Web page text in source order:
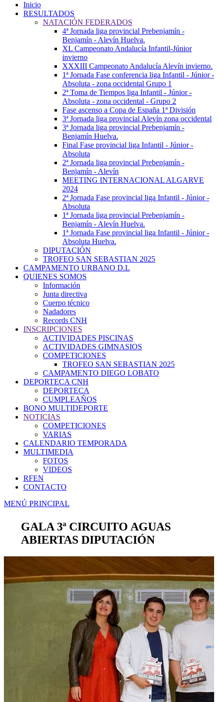
Inicio
RESULTADOS
NATACIÓN FEDERADOS
4ª Jornada liga provincial Prebenjamín -
Benjamín - Alevín Huelva.
XL Campeonato Andalucía Infantil-Júnior
invierno
XXXIII Campeonato Andalucía Alevín invierno.
1ª Jornada Fase conferencia liga Infantil - Júnior -
Absoluta - zona occidental Grupo 1
2ª Toma de Tiempos liga Infantil - Júnior -
Absoluta - zona occidental - Grupo 2
Fase ascenso a Copa de España 1ª División
3ª Jornada liga provincial Alevín zona occidental
3ª Jornada liga provincial Prebenjamín -
Benjamín Huelva.
Final Fase provincial liga Infantil - Júnior -
Absoluta
2ª Jornada liga provincial Prebenjamín -
Benjamín - Alevín
MEETING INTERNACIONAL ALGARVE
2024
2ª Jornada Fase provincial liga Infantil - Júnior -
Absoluta
1ª Jornada liga provincial Prebenjamín -
Benjamín - Alevín Huelva.
1ª Jornada Fase provincial liga Infantil - Júnior -
Absoluta Huelva.
DIPUTACIÓN
TROFEO SAN SEBASTIAN 2025
CAMPAMENTO URBANO D.L
QUIENES SOMOS
Información
Junta directiva
Cuerpo técnico
Nadadores
Records CNH
INSCRIPCIONES
ACTIVIDADES PISCINAS
ACTIVIDADES GIMNASIOS
COMPETICIONES
TROFEO SAN SEBASTIAN 2025
CAMPAMENTO DIEGO LOBATO
DEPORTECA CNH
DEPORTECA
CUMPLEAÑOS
BONO MULTIDEPORTE
NOTICIAS
COMPETICIONES
VARIAS
CALENDARIO TEMPORADA
MULTIMEDIA
FOTOS
VIDEOS
RFEN
CONTACTO
MENÚ PRINCIPAL
GALA 3ª CIRCUITO AGUAS
ABIERTAS DIPUTACIÓN